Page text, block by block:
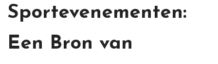
Sportevenementen:
Een Bron van